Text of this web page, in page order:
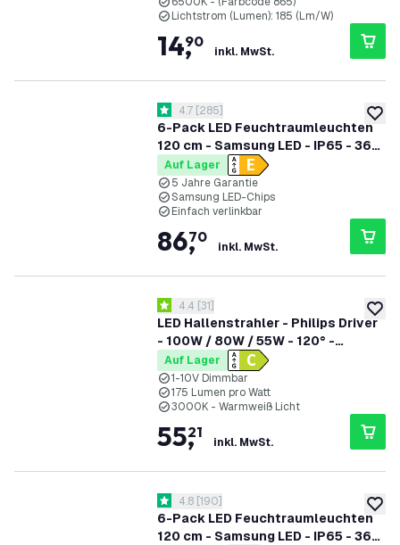
Lichtstrom (Lumen): 185 (Lm/W)
14,
90
inkl. MwSt.
zur
6-Pack LED Feuchtraumleuchten
120 cm - Samsung LED - IP65 - 36W
- 130 lm/W - 6500K - Verlinkbar - 5
Jahre Garantie
Bewertungsbereich öffnen
4.7 Bewertungssterne
4.7 [285]
Auf Lager
5 Jahre Garantie
Samsung LED-Chips
Einfach verlinkbar
86,
70
inkl. MwSt.
zur
LED Hallenstrahler - Philips Driver
- 100W / 80W / 55W - 120° -
175lm/W - 3000K - IP65 - Dimmbar
- 5 Jahre Garantie - GS-geprüft
Bewertungsbereich öffnen
4.4 Bewertungssterne
4.4 [31]
Auf Lager
1-10V Dimmbar
175 Lumen pro Watt
3000K - Warmweiß Licht
55,
21
inkl. MwSt.
zur
6-Pack LED Feuchtraumleuchten
120 cm - Samsung LED - IP65 - 36W
Bewertungsbereich öffnen
4.8 Bewertungssterne
4.8 [190]